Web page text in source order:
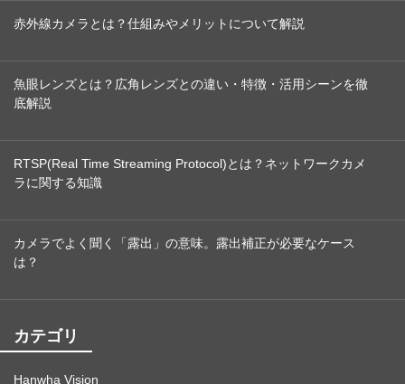
赤外線カメラとは？仕組みやメリットについて解説
魚眼レンズとは？広角レンズとの違い・特徴・活用シーンを徹
底解説
RTSP(Real Time Streaming Protocol)とは？ネットワークカメ
ラに関する知識
カメラでよく聞く「露出」の意味。露出補正が必要なケース
は？
カテゴリ
Hanwha Vision